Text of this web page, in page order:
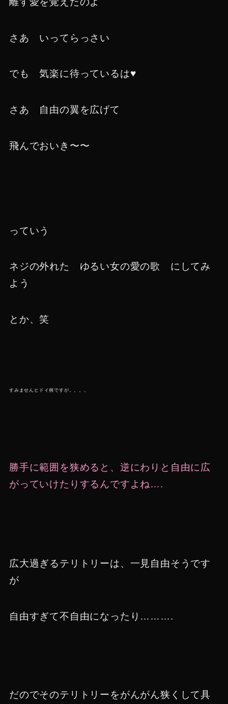
さあ いってらっさい
でも 気楽に待っているは♥
さあ 自由の翼を広げて
飛んでおいき〜〜
っていう
ネジの外れた ゆるい女の愛の歌 にしてみ
よう
とか、笑
すみませんヒドイ例ですが。。。。
勝手に範囲を狭めると、逆にわりと自由に広
がっていけたりするんですよね….
広大過ぎるテリトリーは、一見自由そうです
が
自由すぎて不自由になったり……….
だのでそのテリトリーをがんがん狭くして具